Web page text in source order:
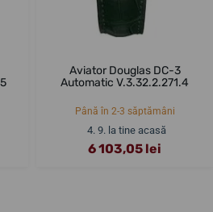
Aviator Douglas DC-3
Automatic V.3.32.2.271.4
Până în 2-3 săptămâni
4. 9. la tine acasă
6 103,05 lei